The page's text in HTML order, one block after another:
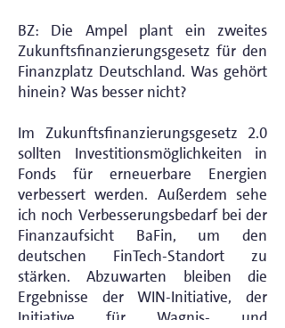
BZ: Die Ampel plant ein zweites
Zukunftsfinanzierungsgesetz für den
Finanzplatz Deutschland. Was gehört
hinein? Was besser nicht?
Im Zukunftsfinanzierungsgesetz 2.0
sollten Investitionsmöglichkeiten in
Fonds für erneuerbare Energien
verbessert werden. Außerdem sehe
ich noch Verbesserungsbedarf bei der
Finanzaufsicht BaFin, um den
deutschen FinTech-Standort zu
stärken. Abzuwarten bleiben die
Ergebnisse der WIN-Initiative, der
Initiative für Wagnis- und